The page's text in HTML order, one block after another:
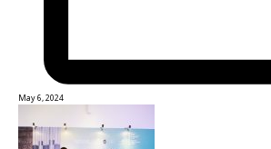
May 6, 2024